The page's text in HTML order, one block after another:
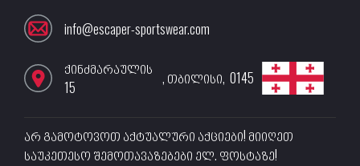
info@escaper-sportswear.com
ქინძმარაულის
15
, თბილისი, 0145
არ გამოტოვოთ აქტუალური აქციები! მიიღეთ
საუკეთესო შემოთავაზებები ელ. ფოსტაზე!